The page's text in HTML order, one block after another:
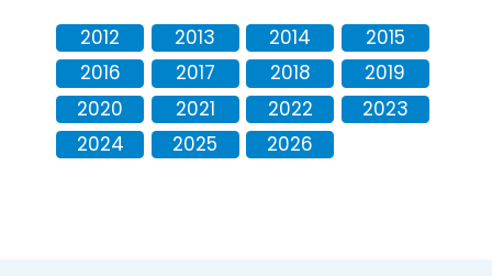
2012
2013 2014
2015
2016
2017 2018
2019
2020
2021 2022
2023
2024
2025 2026